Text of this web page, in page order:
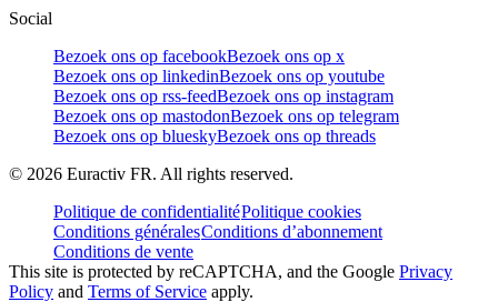
Social
Bezoek ons op facebookBezoek ons op x
Bezoek ons op linkedinBezoek ons op youtube
Bezoek ons op rss-feedBezoek ons op instagram
Bezoek ons op mastodonBezoek ons op telegram
Bezoek ons op blueskyBezoek ons op threads
© 2026 Euractiv FR. All rights reserved.
Politique de confidentialitéPolitique cookies
Conditions généralesConditions d’abonnement
Conditions de vente
This site is protected by reCAPTCHA, and the Google Privacy
Policy and Terms of Service apply.